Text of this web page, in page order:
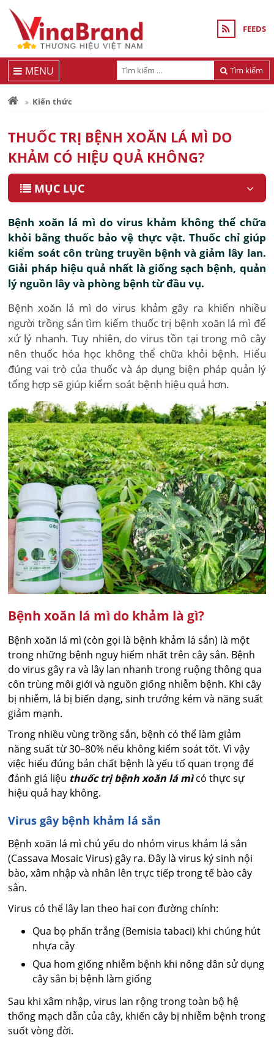
FEEDS
Tìm kiếm
MENU
Kiến thức
THUỐC TRỊ BỆNH XOĂN LÁ MÌ DO
KHẢM CÓ HIỆU QUẢ KHÔNG?
MỤC LỤC
Bệnh xoăn lá mì do virus khảm không thể chữa
khỏi bằng thuốc bảo vệ thực vật. Thuốc chỉ giúp
kiểm soát côn trùng truyền bệnh và giảm lây lan.
Giải pháp hiệu quả nhất là giống sạch bệnh, quản
lý nguồn lây và phòng bệnh từ đầu vụ.
Bệnh xoăn lá mì do virus khảm gây ra khiến nhiều
người trồng sắn tìm kiếm thuốc trị bệnh xoăn lá mì để
xử lý nhanh. Tuy nhiên, do virus tồn tại trong mô cây
nên thuốc hóa học không thể chữa khỏi bệnh. Hiểu
đúng vai trò của thuốc và áp dụng biện pháp quản lý
tổng hợp sẽ giúp kiểm soát bệnh hiệu quả hơn.
Bệnh xoăn lá mì do khảm là gì?
Bệnh xoăn lá mì (còn gọi là bệnh khảm lá sắn) là một
trong những bệnh nguy hiểm nhất trên cây sắn. Bệnh
do virus gây ra và lây lan nhanh trong ruộng thông qua
côn trùng môi giới và nguồn giống nhiễm bệnh. Khi cây
bị nhiễm, lá bị biến dạng, sinh trưởng kém và năng suất
giảm mạnh.
Trong nhiều vùng trồng sắn, bệnh có thể làm giảm
năng suất từ 30–80% nếu không kiểm soát tốt. Vì vậy
việc hiểu đúng bản chất bệnh là yếu tố quan trọng để
đánh giá liệu thuốc trị bệnh xoăn lá mìcó thực sự
hiệu quả hay không.
Virus gây bệnh khảm lá sắn
Bệnh xoăn lá mì chủ yếu do nhóm virus khảm lá sắn
(Cassava Mosaic Virus) gây ra. Đây là virus ký sinh nội
bào, xâm nhập và nhân lên trực tiếp trong tế bào cây
sắn.
Virus có thể lây lan theo hai con đường chính:
Qua bọ phấn trắng (Bemisia tabaci) khi chúng hút
nhựa cây
Qua hom giống nhiễm bệnh khi nông dân sử dụng
cây sắn bị bệnh làm giống
Sau khi xâm nhập, virus lan rộng trong toàn bộ hệ
thống mạch dẫn của cây, khiến cây bị nhiễm bệnh trong
suốt vòng đời.